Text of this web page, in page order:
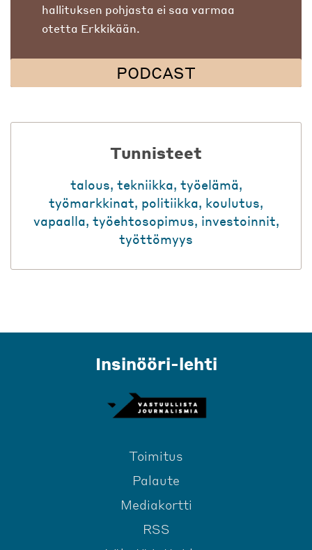
hallituksen pohjasta ei saa varmaa
otetta Erkkikään.
PODCAST
Tunnisteet
talous, tekniikka, työelämä,
työmarkkinat, politiikka, koulutus,
vapaalla, työehtosopimus, investoinnit,
työttömyys
Insinööri-lehti
Toimitus
Palaute
Mediakortti
RSS